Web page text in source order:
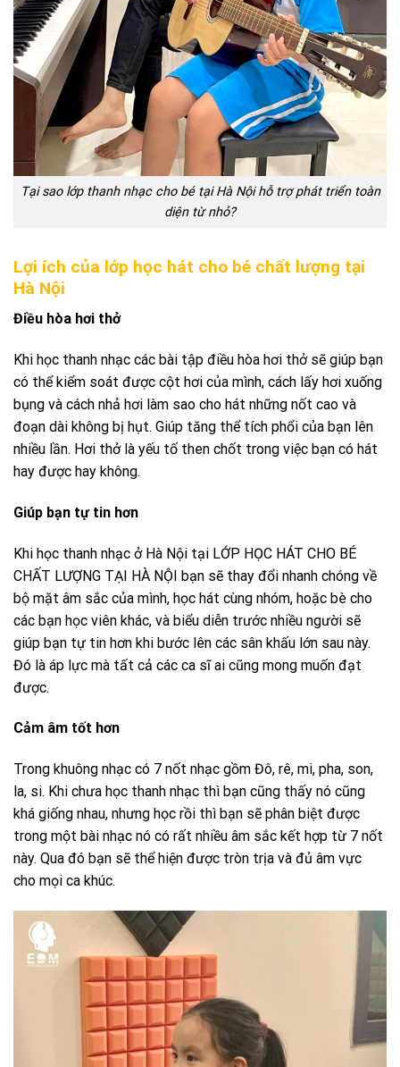
Tại sao lớp thanh nhạc cho bé tại Hà Nội hỗ trợ phát triển toàn
diện từ nhỏ?
Lợi ích của lớp học hát cho bé chất lượng tại
Hà Nội
Điều hòa hơi thở
Khi học thanh nhạc các bài tập điều hòa hơi thở sẽ giúp bạn
có thể kiểm soát được cột hơi của mình, cách lấy hơi xuống
bụng và cách nhả hơi làm sao cho hát những nốt cao và
đoạn dài không bị hụt. Giúp tăng thể tích phổi của bạn lên
nhiều lần. Hơi thở là yếu tố then chốt trong việc bạn có hát
hay được hay không.
Giúp bạn tự tin hơn
Khi học thanh nhạc ở Hà Nội tại LỚP HỌC HÁT CHO BÉ
CHẤT LƯỢNG TẠI HÀ NỘI bạn sẽ thay đổi nhanh chóng về
bộ mặt âm sắc của mình, học hát cùng nhóm, hoặc bè cho
các bạn học viên khác, và biểu diễn trước nhiều người sẽ
giúp bạn tự tin hơn khi bước lên các sân khấu lớn sau này.
Đó là áp lực mà tất cả các ca sĩ ai cũng mong muốn đạt
được.
Cảm âm tốt hơn
Trong khuông nhạc có 7 nốt nhạc gồm Đô, rê, mi, pha, son,
la, si. Khi chưa học thanh nhạc thì bạn cũng thấy nó cũng
khá giống nhau, nhưng học rồi thì bạn sẽ phân biệt được
trong một bài nhạc nó có rất nhiều âm sắc kết hợp từ 7 nốt
này. Qua đó bạn sẽ thể hiện được tròn trịa và đủ âm vực
cho mọi ca khúc.